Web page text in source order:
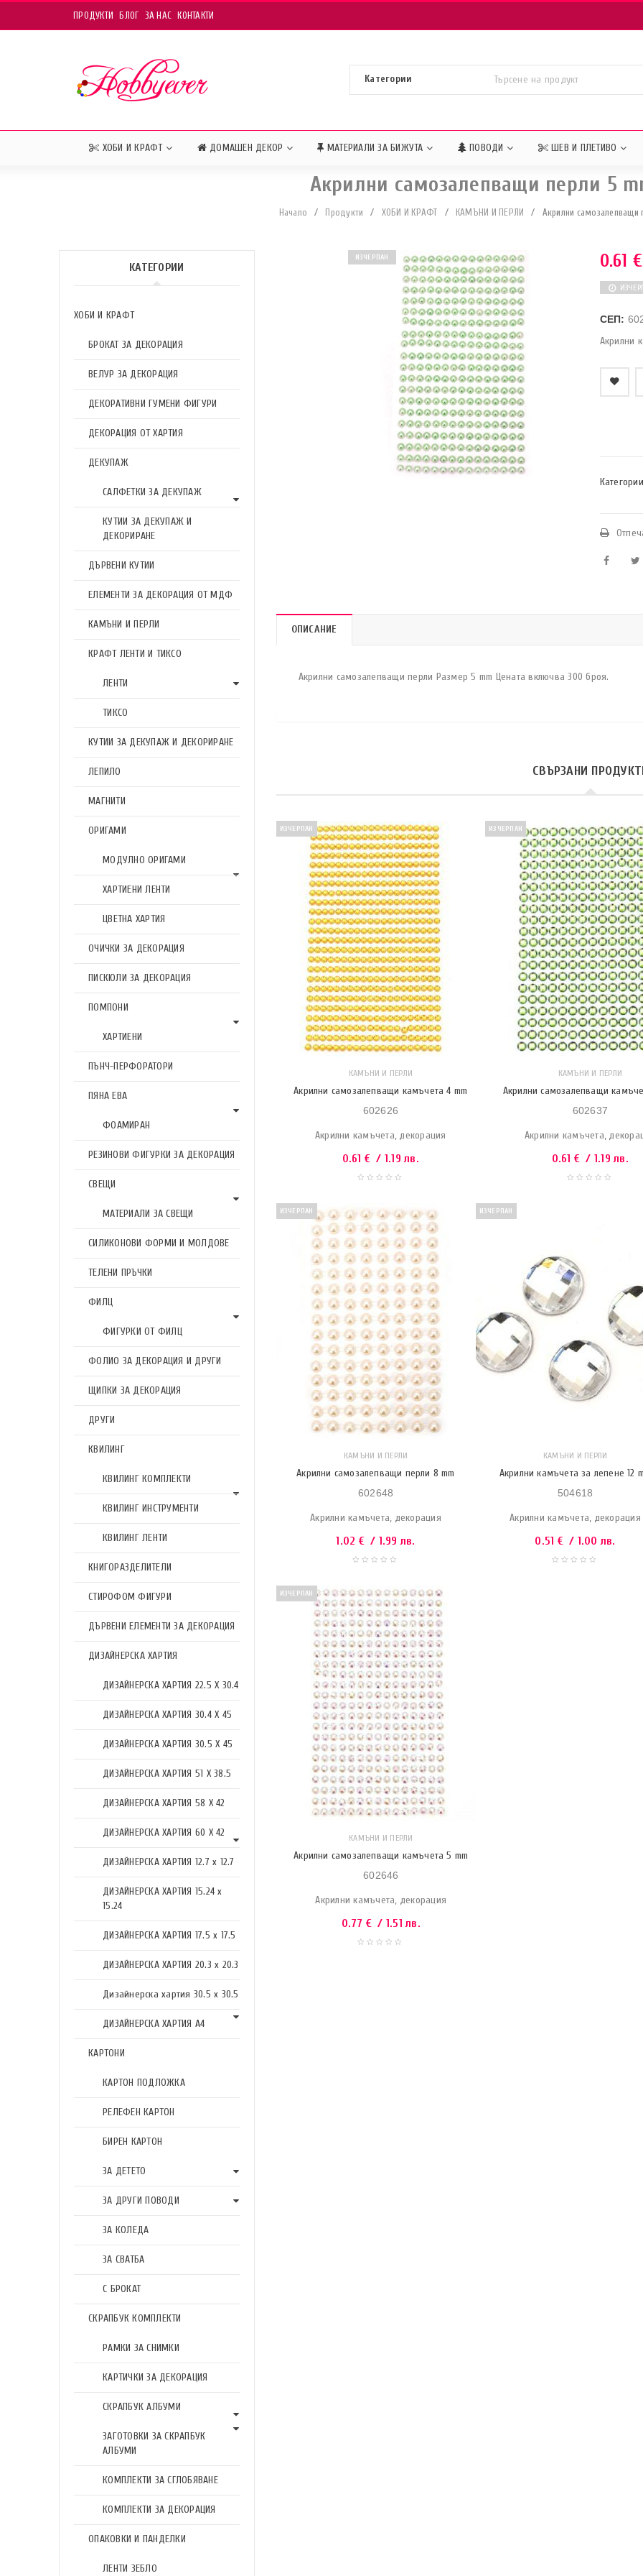
ПРОДУКТИ БЛОГ ЗА НАС КОНТАКТИ
ХОБИ И КРАФТ ДОМАШЕН ДЕКОР МАТЕРИАЛИ ЗА БИЖУТА ПОВОДИ ШЕВ И ПЛЕТИВО
Акрилни самозалепващи перли 5
Начало / Продукти / ХОБИ И КРАФТ / КАМЪНИ И ПЕРЛИ / Акрилни самозалепващи
КАТЕГОРИИ
ХОБИ И КРАФТ
БРОКАТ ЗА ДЕКОРАЦИЯ
ВЕЛУР ЗА ДЕКОРАЦИЯ
ДЕКОРАТИВНИ ГУМЕНИ ФИГУРИ
ДЕКОРАЦИЯ ОТ ХАРТИЯ
ДЕКУПАЖ
САЛФЕТКИ ЗА ДЕКУПАЖ
КУТИИ ЗА ДЕКУПАЖ И
ДЕКОРИРАНЕ
ДЪРВЕНИ КУТИИ
ЕЛЕМЕНТИ ЗА ДЕКОРАЦИЯ ОТ МДФ
КАМЪНИ И ПЕРЛИ
КРАФТ ЛЕНТИ И ТИКСО
ЛЕНТИ
ТИКСО
КУТИИ ЗА ДЕКУПАЖ И ДЕКОРИРАНЕ
ЛЕПИЛО
МАГНИТИ
ОРИГАМИ
МОДУЛНО ОРИГАМИ
ХАРТИЕНИ ЛЕНТИ
ЦВЕТНА ХАРТИЯ
ОЧИЧКИ ЗА ДЕКОРАЦИЯ
ПИСКЮЛИ ЗА ДЕКОРАЦИЯ
ПОМПОНИ
ХАРТИЕНИ
ПЪНЧ-ПЕРФОРАТОРИ
ПЯНА ЕВА
ФОАМИРАН
РЕЗИНОВИ ФИГУРКИ ЗА ДЕКОРАЦИЯ
СВЕЩИ
МАТЕРИАЛИ ЗА СВЕЩИ
СИЛИКОНОВИ ФОРМИ И МОЛДОВЕ
ТЕЛЕНИ ПРЪЧКИ
ФИЛЦ
ФИГУРКИ ОТ ФИЛЦ
ФОЛИО ЗА ДЕКОРАЦИЯ И ДРУГИ
ЩИПКИ ЗА ДЕКОРАЦИЯ
ДРУГИ
КВИЛИНГ
КВИЛИНГ КОМПЛЕКТИ
КВИЛИНГ ИНСТРУМЕНТИ
КВИЛИНГ ЛЕНТИ
КНИГОРАЗДЕЛИТЕЛИ
СТИРОФОМ ФИГУРИ
ДЪРВЕНИ ЕЛЕМЕНТИ ЗА ДЕКОРАЦИЯ
ДИЗАЙНЕРСКА ХАРТИЯ
ДИЗАЙНЕРСКА ХАРТИЯ 22.5 X 30.4
ДИЗАЙНЕРСКА ХАРТИЯ 30.4 X 45
ДИЗАЙНЕРСКА ХАРТИЯ 30.5 X 45
ДИЗАЙНЕРСКА ХАРТИЯ 51 X 38.5
ДИЗАЙНЕРСКА ХАРТИЯ 58 X 42
ДИЗАЙНЕРСКА ХАРТИЯ 60 X 42
ДИЗАЙНЕРСКА ХАРТИЯ 12.7 x 12.7
ДИЗАЙНЕРСКА ХАРТИЯ 15.24 x
15.24
ДИЗАЙНЕРСКА ХАРТИЯ 17.5 х 17.5
ДИЗАЙНЕРСКА ХАРТИЯ 20.3 х 20.3
Дизайнерска хартия 30.5 х 30.5
ДИЗАЙНЕРСКА ХАРТИЯ А4
КАРТОНИ
КАРТОН ПОДЛОЖКА
РЕЛЕФЕН КАРТОН
БИРЕН КАРТОН
ЗА ДЕТЕТО
ЗА ДРУГИ ПОВОДИ
ЗА КОЛЕДА
ЗА СВАТБА
С БРОКАТ
СКРАПБУК КОМПЛЕКТИ
РАМКИ ЗА СНИМКИ
КАРТИЧКИ ЗА ДЕКОРАЦИЯ
СКРАПБУК АЛБУМИ
ЗАГОТОВКИ ЗА СКРАПБУК
АЛБУМИ
КОМПЛЕКТИ ЗА СГЛОБЯВАНЕ
КОМПЛЕКТИ ЗА ДЕКОРАЦИЯ
ОПАКОВКИ И ПАНДЕЛКИ
ЛЕНТИ ЗЕБЛО
ИЗЧЕРПАН 0.61 €
СЕП:
Акрилни
ОПИСАНИЕ
Акрилни самозалепващи перли Размер 5 mm Цената включва 300 броя.
СВЪРЗАНИ
ИЗЧЕРПАН
КАМЪНИ И ПЕРЛИ
Акрилни самозалепващи камъчета 4 mm
602626
Акрилни камъчета, декорация
0.61 € / 1.19 лв.
ИЗЧЕРПАН
КАМЪНИ И ПЕРЛИ
Акрилни самозалепващи
602637
Акрилни камъчета,
0.61 € / 1.19 лв.
ИЗЧЕРПАН
КАМЪНИ И ПЕРЛИ
Акрилни самозалепващи перли 8 mm
602648
Акрилни камъчета, декорация
1.02 € / 1.99 лв.
ИЗЧЕРПАН
КАМЪНИ И ПЕРЛИ
Акрилни камъчета за лепене 12
504618
Акрилни камъчета, декорация
0.51 € / 1.00 лв.
ИЗЧЕРПАН
КАМЪНИ И ПЕРЛИ
Акрилни самозалепващи камъчета 5 mm
602646
Акрилни камъчета, декорация
0.77 € / 1.51 лв.